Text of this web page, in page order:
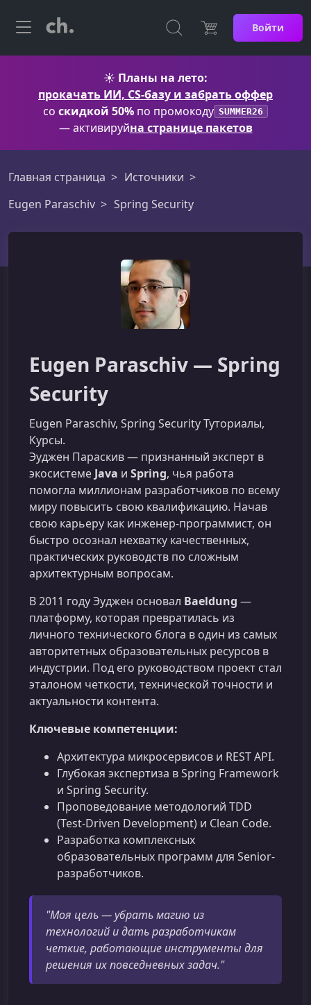
Войти
☀️ Планы на лето:
прокачать ИИ, CS-базу и забрать оффер
со скидкой 50% по промокоду SUMMER26
— активируйна странице пакетов
Главная страница
Источники
Eugen Paraschiv
Spring Security
Eugen Paraschiv — Spring
Security
Eugen Paraschiv, Spring Security Туториалы,
Курсы.
Эуджен Параскив — признанный эксперт в
экосистеме Java и Spring, чья работа
помогла миллионам разработчиков по всему
миру повысить свою квалификацию. Начав
свою карьеру как инженер-программист, он
быстро осознал нехватку качественных,
практических руководств по сложным
архитектурным вопросам.
В 2011 году Эуджен основал Baeldung —
платформу, которая превратилась из
личного технического блога в один из самых
авторитетных образовательных ресурсов в
индустрии. Под его руководством проект стал
эталоном четкости, технической точности и
актуальности контента.
Ключевые компетенции:
Архитектура микросервисов и REST API.
Глубокая экспертиза в Spring Framework
и Spring Security.
Проповедование методологий TDD
(Test-Driven Development) и Clean Code.
Разработка комплексных
образовательных программ для Senior-
разработчиков.
"Моя цель — убрать магию из
технологий и дать разработчикам
четкие, работающие инструменты для
решения их повседневных задач."